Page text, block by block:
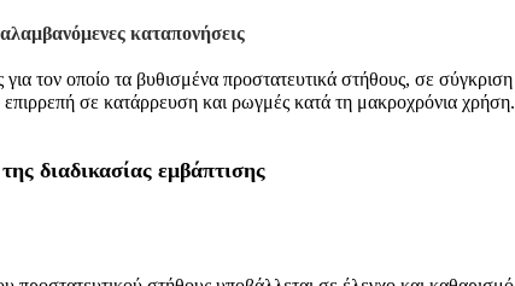
καταπονήσεις
για τον οποίο τα βυθισμένα προστατευτικά στήθους, σε
επιρρεπή σε κατάρρευση και ρωγμές κατά τη μακροχρόνια χρήση.
διαδικασίας εμβάπτισης